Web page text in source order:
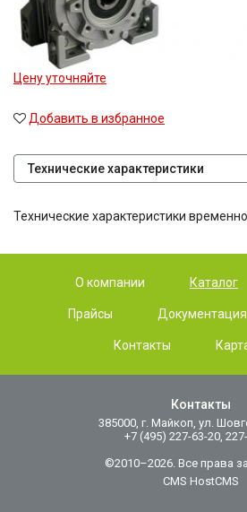
Цену уточняйте
Добавить в избранное
Технические характеристики
Технические характеристики
О компании Каталог
Прайсы Документация
Контакты
Контакты
385000, г. Майкоп, ул.
+7 (495) 227-63-20,
©2010–2026. Все права
CMS HostCMS